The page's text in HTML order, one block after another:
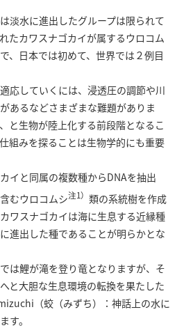
淡水に進出したグループは限られて
たカワスナゴカイが属するウロコム
、日本では初めて、世界では２例目
応していくには、浸透圧の調節や川
あるなどさまざまな難題がありま
生物が陸上化する前段階となるこ
組みを探ることは生物学的にも重要
イと同属の複数種からDNAを抽出
むウロコムシ注1） 類の系統樹を作成
ワスナゴカイは海に生息する近縁種
進出した種であることが明らかとな
は鯉が滝を登り竜となりますが、そ
と大胆な生息環境の転換を果たした
（蛟（みずち）：神話上の水に
す。